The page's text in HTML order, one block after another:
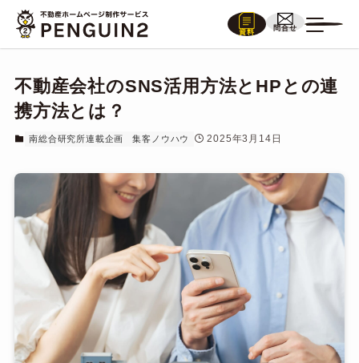
資料
問合せ
不動産会社のSNS活用方法とHPとの連
携方法とは？
南総合研究所連載企画 集客ノウハウ 2025年3月14日